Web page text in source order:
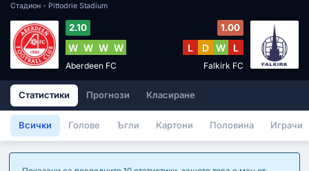
Стадион - Pittodrie Stadium
2.10
W W W W
Aberdeen FC
1.00
L D W L
Falkirk FC
Статистики Прогнози Класиране
Всички Голове Ъгли Картони Половина Играчи